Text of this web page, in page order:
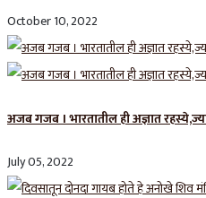
October 10, 2022
अजब गजब । भारतातील ही अज्ञात
July 05, 2022